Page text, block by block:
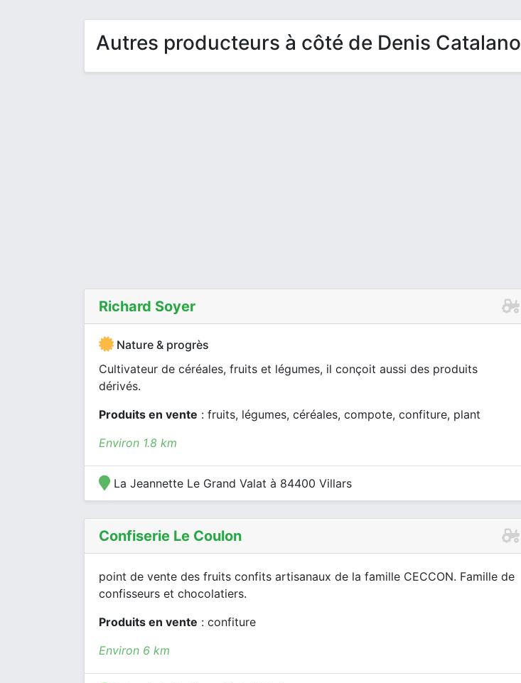
Autres producteurs à côté de Denis Catalano
Richard Soyer
Nature & progrès
Cultivateur de céréales, fruits et légumes, il conçoit aussi des produits
dérivés.
Produits en vente : fruits, légumes, céréales, compote, confiture, plant
Environ 1.8 km
La Jeannette Le Grand Valat à 84400 Villars
Confiserie Le Coulon
point de vente des fruits confits artisanaux de la famille CECCON. Famille de
confisseurs et chocolatiers.
Produits en vente : confiture
Environ 6 km